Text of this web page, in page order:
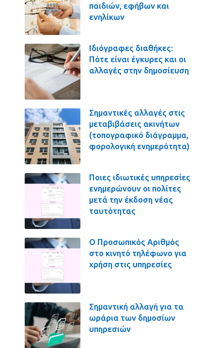
παιδιών, εφήβων και
ενηλίκων
Ιδιόγραφες διαθήκες:
Πότε είναι έγκυρες και οι
αλλαγές στην δημοσίευση
Σημαντικές αλλαγές στις
μεταβιβάσεις ακινήτων
(τοπογραφικό διάγραμμα,
φορολογική ενημερότητα)
Ποιες ιδιωτικές υπηρεσίες
ενημερώνουν οι πολίτες
μετά την έκδοση νέας
ταυτότητας
Ο Προσωπικός Αριθμός
στο κινητό τηλέφωνο για
χρήση στις υπηρεσίες
Σημαντική αλλαγή για τα
ωράρια των δημοσίων
υπηρεσιών